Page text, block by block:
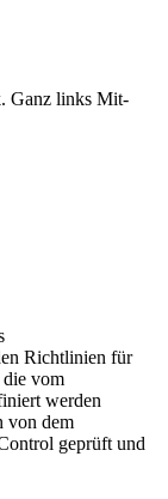
Ganz links Mit-
Richtlinien für
vom
werden
von dem
geprüft und